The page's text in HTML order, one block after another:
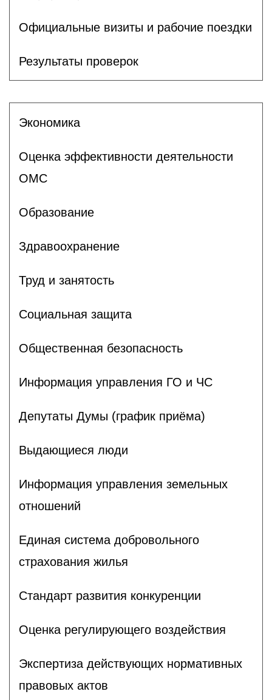
Официальные визиты и рабочие поездки
Результаты проверок
Экономика
Оценка эффективности деятельности
ОМС
Образование
Здравоохранение
Труд и занятость
Социальная защита
Общественная безопасность
Информация управления ГО и ЧС
Депутаты Думы (график приёма)
Выдающиеся люди
Информация управления земельных
отношений
Единая система добровольного
страхования жилья
Стандарт развития конкуренции
Оценка регулирующего воздействия
Экспертиза действующих нормативных
правовых актов